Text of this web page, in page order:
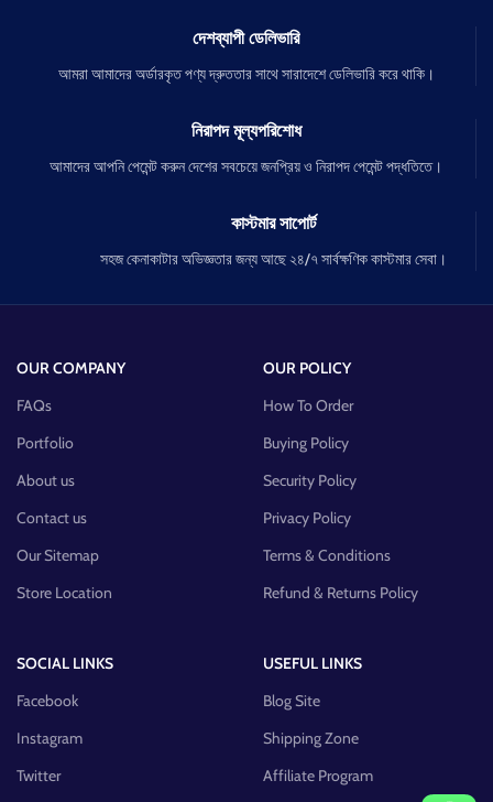
দেশব্যাপী ডেলিভারি
আমরা আমাদের অর্ডারকৃত পণ্য দ্রুততার সাথে সারাদেশে ডেলিভারি করে থাকি।
নিরাপদ মূল্যপরিশোধ
আমাদের আপনি পেমেন্ট করুন দেশের সবচেয়ে জনপ্রিয় ও নিরাপদ পেমেন্ট পদ্ধতিতে।
কাস্টমার সাপোর্ট
সহজ কেনাকাটার অভিজ্ঞতার জন্য আছে ২৪/৭ সার্বক্ষণিক কাস্টমার সেবা।
OUR COMPANY
FAQs
Portfolio
About us
Contact us
Our Sitemap
Store Location
OUR POLICY
How To Order
Buying Policy
Security Policy
Privacy Policy
Terms & Conditions
Refund & Returns Policy
SOCIAL LINKS
Facebook
Instagram
Twitter
USEFUL LINKS
Blog Site
Shipping Zone
Affiliate Program